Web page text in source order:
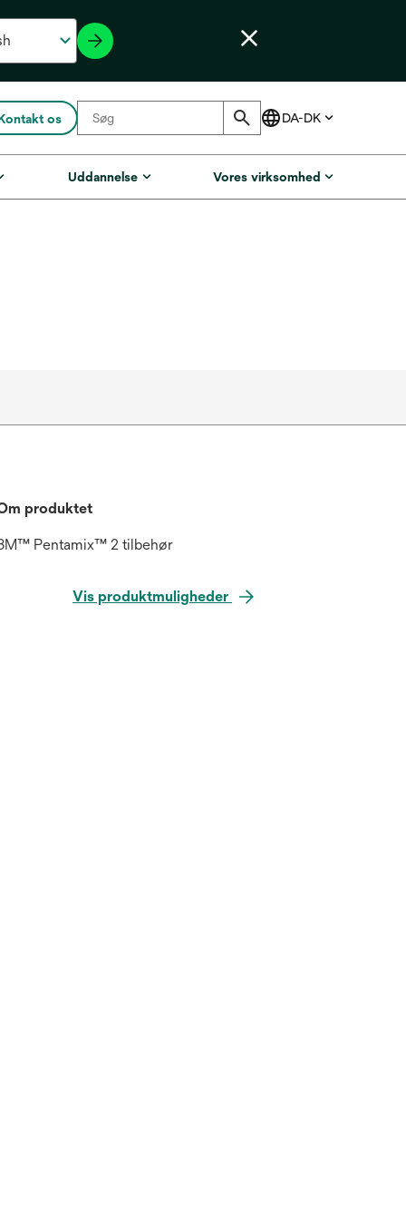
os
Uddannelse Vores virksomhed
produktet
Pentamix™ 2 tilbehør
Vis produktmuligheder